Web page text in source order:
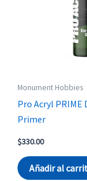
Monument Hobbies
Pro Acryl PRIME
Primer
$330.00
Añadir al